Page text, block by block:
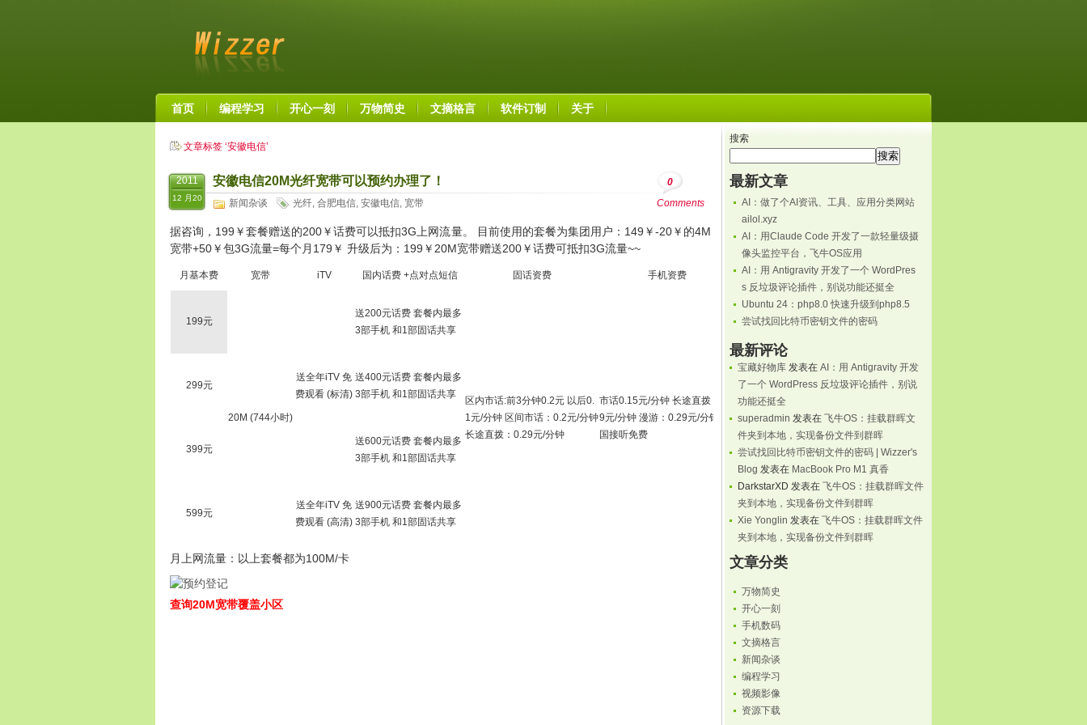
首页 编程学习 开心一刻 万物简史 文摘格言 软件订制 关于
文章标签 ‘安徽电信’
2011
12 月20
安徽电信20M光纤宽带可以预约办理了！
新闻杂谈 光纤, 合肥电信, 安徽电信, 宽带
0
Comments
据咨询，199￥套餐赠送的200￥话费可以抵扣3G上网流量。 目前使用的套餐为集团用户：149￥-20￥的4M
宽带+50￥包3G流量=每个月179￥ 升级后为：199￥20M宽带赠送200￥话费可抵扣3G流量~~
月基本费 宽带 iTV 国内话费 +点对点短信 固话资费 手机资费
199元
20M (744小时)
送全年iTV 免
费观看 (标清)
送200元话费 套餐内最多
3部手机 和1部固话共享
区内市话:前3分钟0.2元 以后0.
1元/分钟 区间市话：0.2元/分钟
长途直拨：0.29元/分钟
市话0.15元/分钟 长途直拨：0.2
9元/分钟 漫游：0.29元/分钟 全
国接听免费
299元
送400元话费 套餐内最多
3部手机 和1部固话共享
399元
送600元话费 套餐内最多
3部手机 和1部固话共享
599元
送全年iTV 免
费观看 (高清)
送900元话费 套餐内最多
3部手机 和1部固话共享
月上网流量：以上套餐都为100M/卡
查询20M宽带覆盖小区
搜索
搜索
最新文章
AI：做了个AI资讯、工具、应用分类网站
ailol.xyz
AI：用Claude Code 开发了一款轻量级摄
像头监控平台，飞牛OS应用
AI：用 Antigravity 开发了一个 WordPres
s 反垃圾评论插件，别说功能还挺全
Ubuntu 24：php8.0 快速升级到php8.5
尝试找回比特币密钥文件的密码
最新评论
宝藏好物库 发表在 AI：用 Antigravity 开发
了一个 WordPress 反垃圾评论插件，别说
功能还挺全
superadmin 发表在 飞牛OS：挂载群晖文
件夹到本地，实现备份文件到群晖
尝试找回比特币密钥文件的密码 | Wizzer's
Blog 发表在 MacBook Pro M1 真香
DarkstarXD 发表在 飞牛OS：挂载群晖文件
夹到本地，实现备份文件到群晖
Xie Yonglin 发表在 飞牛OS：挂载群晖文件
夹到本地，实现备份文件到群晖
文章分类
万物简史
开心一刻
手机数码
文摘格言
新闻杂谈
编程学习
视频影像
资源下载